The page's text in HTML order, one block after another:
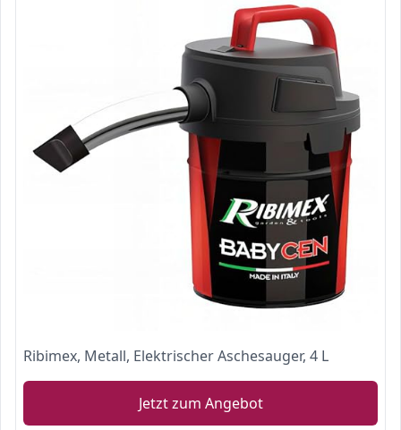
Ribimex, Metall, Elektrischer Aschesauger, 4 L
Jetzt zum Angebot